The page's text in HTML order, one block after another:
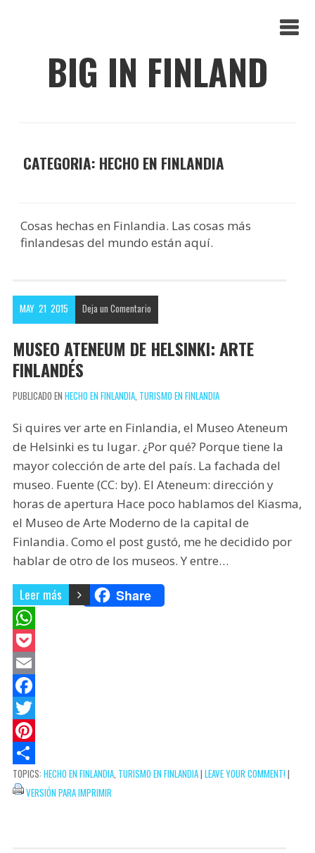
BIG IN FINLAND
CATEGORIA: HECHO EN FINLANDIA
Cosas hechas en Finlandia. Las cosas más
finlandesas del mundo están aquí.
MAY 21 2015 Deja un Comentario
MUSEO ATENEUM DE HELSINKI: ARTE
FINLANDÉS
PUBLICADO EN HECHO EN FINLANDIA, TURISMO EN FINLANDIA
Si quires ver arte en Finlandia, el Museo Ateneum
de Helsinki es tu lugar. ¿Por qué? Porque tiene la
mayor colección de arte del país. La fachada del
museo. Fuente (CC: by). El Ateneum: dirección y
horas de apertura Hace poco hablamos del Kiasma,
el Museo de Arte Moderno de la capital de
Finlandia. Como el post gustó, me he decidido por
hablar de otro de los museos. Y entre…
Leer más Share
W
h
a
t
s
A
p
p
P
o
c
k
e
t
E
m
a
l
F
a
c
e
b
T
w
i
t
P
i
n
C
o
TOPICS: HECHO EN FINLANDIA, TURISMO EN FINLANDIA| LEAVE YOUR COMMENT!|
VERSIÓN PARA IMPRIMIR